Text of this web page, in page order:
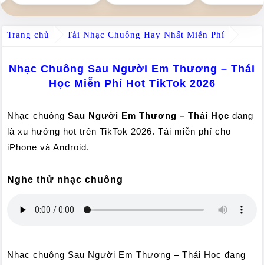
Trang chủ Tải Nhạc Chuông Hay Nhất Miễn Phí
Nhạc Chuông Sau Người Em Thương – Thái
Học Miễn Phí Hot TikTok 2026
Nhạc chuông Sau Người Em Thương – Thái Học đang
là xu hướng hot trên TikTok 2026. Tải miễn phí cho
iPhone và Android.
Nghe thử nhạc chuông
Nhạc chuông Sau Người Em Thương – Thái Học đang